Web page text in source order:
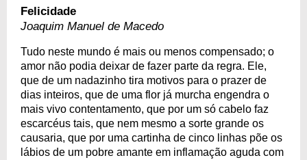
Felicidade
Joaquim Manuel de Macedo
Tudo neste mundo é mais ou menos compensado; o
amor não podia deixar de fazer parte da regra. Ele,
que de um nadazinho tira motivos para o prazer de
dias inteiros, que de uma flor já murcha engendra o
mais vivo contentamento, que por um só cabelo faz
escarcéus tais, que nem mesmo a sorte grande os
causaria, que por uma cartinha de cinco linhas põe os
lábios de um pobre amante em inflamação aguda com